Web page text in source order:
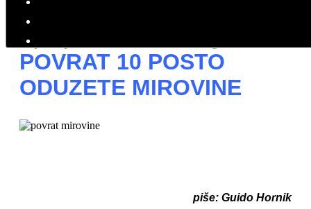
Uvjeti za povrat sredstava
ispunjeni su 03.12.2016.g.
POVRAT 10 POSTO
ODUZETE MIROVINE
piše: Guido Hornik